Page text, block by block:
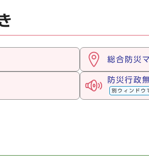
総合防災
防災行政
別ウィンドウ